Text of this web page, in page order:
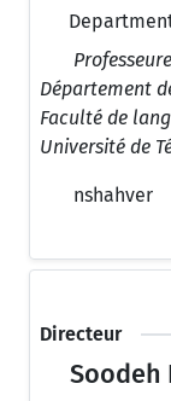
Département
Faculté de
Université de
nshahver
Directeur
Soodeh